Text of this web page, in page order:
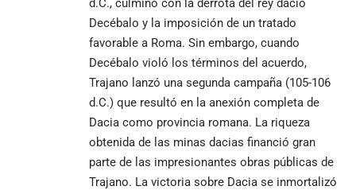
Decébalo y la imposición de un tratado
favorable a Roma. Sin embargo, cuando
Decébalo violó los términos del acuerdo,
Trajano lanzó una segunda campaña (105-106
d.C.) que resultó en la anexión completa de
Dacia como provincia romana. La riqueza
obtenida de las minas dacias financió gran
parte de las impresionantes obras públicas de
Trajano. La victoria sobre Dacia se inmortalizó